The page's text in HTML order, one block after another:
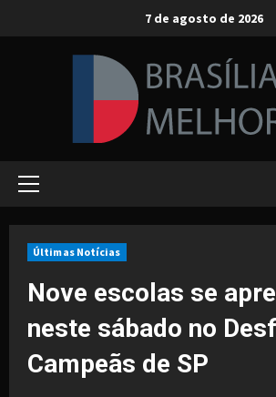
7 de agosto de 2026
Primary
Últimas Notícias
Nove escolas se
neste sábado no
Campeãs de SP